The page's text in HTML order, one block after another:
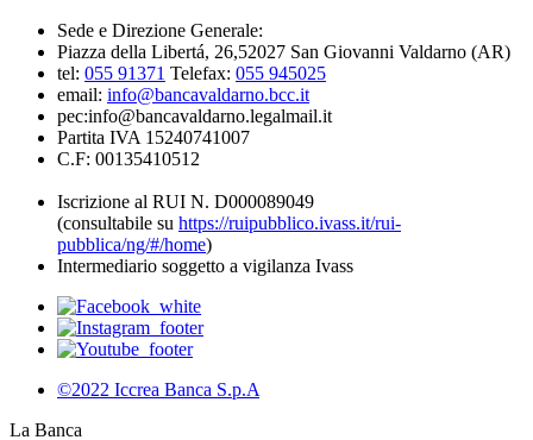
Sede e Direzione Generale:
Piazza della Libertá, 26,52027 San Giovanni Valdarno (AR)
tel: 055 91371 Telefax: 055 945025
email: info@bancavaldarno.bcc.it
pec:info@bancavaldarno.legalmail.it
Partita IVA 15240741007
C.F: 00135410512
Iscrizione al RUI N. D000089049
(consultabile su https://ruipubblico.ivass.it/rui-
pubblica/ng/#/home)
Intermediario soggetto a vigilanza Ivass
©2022 Iccrea Banca S.p.A
La Banca